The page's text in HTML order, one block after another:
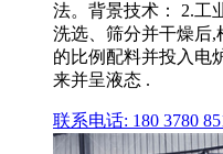
法。背景技术： 2.工
洗选、筛分并干燥后,
的比例配料并投入电
来并呈液态 .
联系电话: 180 3780